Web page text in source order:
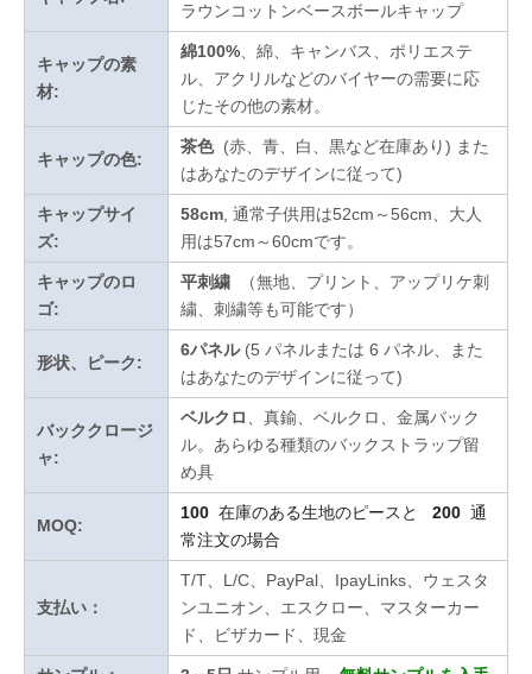
ラウンコットンベースボールキャップ
キャップの素
材:
綿100% 、綿、キャンバス、ポリエステ
ル、アクリルなどのバイヤーの需要に応
じたその他の素材。
キャップの色:
茶色(赤、青、白、黒など在庫あり) また
はあなたのデザインに従って)
キャップサイ
ズ:
58cm , 通常子供用は52cm～56cm、大人
用は57cm～60cmです。
キャップのロ
ゴ:
平刺繍
（無地、プリント、アップリケ刺
繍、刺繍等も可能です）
形状、ピーク:
6パネル (5 パネルまたは 6 パネル、また
はあなたのデザインに従って)
バッククロージ
ャ:
ベルクロ
、真鍮、ベルクロ、金属バック
ル。あらゆる種類のバックストラップ留
め具
MOQ:
100 在庫のある生地のピースと 200 通
常注文の場合
支払い：
T/T、L/C、PayPal、IpayLinks、ウェスタ
ンユニオン、エスクロー、マスターカー
ド、ビザカード、現金